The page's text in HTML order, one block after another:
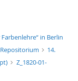
in Berlin
14.
Z_1820-01-